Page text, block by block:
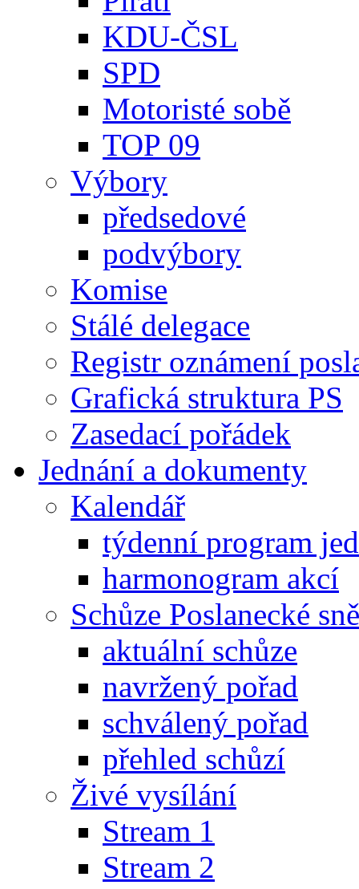
KDU-ČSL
SPD
Motoristé sobě
TOP 09
Výbory
předsedové
podvýbory
Komise
Stálé delegace
Registr oznámení
Grafická struktura PS
Zasedací pořádek
Jednání a dokumenty
Kalendář
týdenní program
harmonogram akcí
Schůze Poslanecké
aktuální schůze
navržený pořad
schválený pořad
přehled schůzí
Živé vysílání
Stream 1
Stream 2